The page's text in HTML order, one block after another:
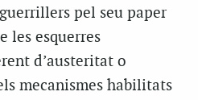
pel seu paper
les esquerres
d’austeritat o
mecanismes habilitats